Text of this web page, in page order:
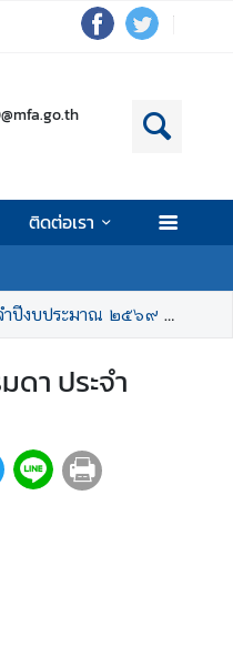
ติดต่อเรา
ข้อมูลและสนันสนุนงานด้านพัสดุ
ดา ประจำ